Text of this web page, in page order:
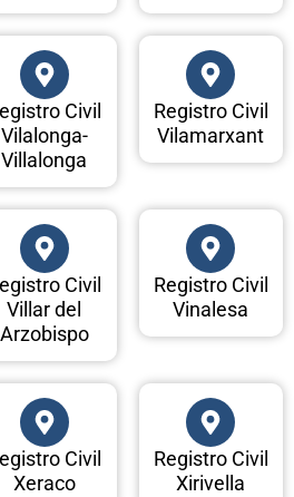
Civil
Vilalonga-
Villalonga
Registro Civil
Vilamarxant
Civil
Villar del
Arzobispo
Registro Civil
Vinalesa
Civil
Xeraco
Registro Civil
Xirivella